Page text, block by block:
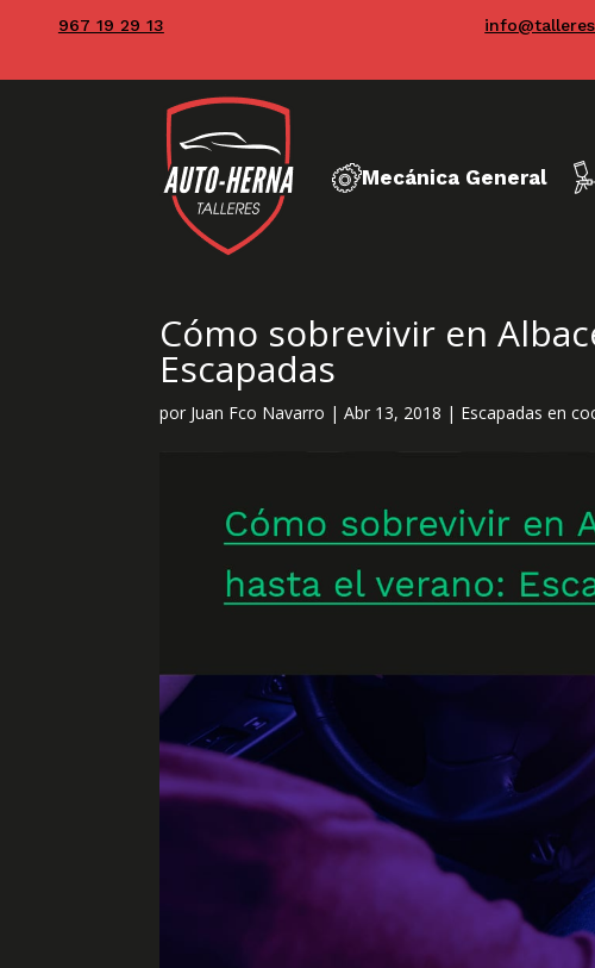
967 19 29 13
Mecánica General
Cómo sobrevivir en
Escapadas
por Juan Fco Navarro |Abr 13, 2018 | Escapadas en